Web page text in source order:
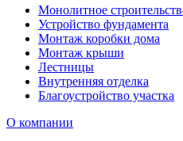
Монолитное
Устройство фундамента
Монтаж коробки дома
Монтаж крыши
Лестницы
Внутренняя отделка
Благоустройство участка
О компании